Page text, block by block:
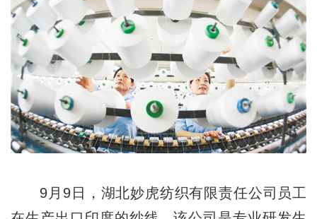
9月9日，湖北妙虎纺织有限责任公司员工